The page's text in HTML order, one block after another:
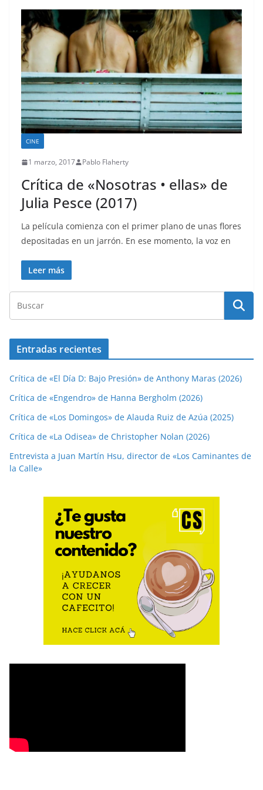
CINE
1 marzo, 2017 Pablo Flaherty
Crítica de «Nosotras • ellas» de
Julia Pesce (2017)
La película comienza con el primer plano de unas flores
depositadas en un jarrón. En ese momento, la voz en
Leer más
Entradas recientes
Crítica de «El Día D: Bajo Presión» de Anthony Maras (2026)
Crítica de «Engendro» de Hanna Bergholm (2026)
Crítica de «Los Domingos» de Alauda Ruiz de Azúa (2025)
Crítica de «La Odisea» de Christopher Nolan (2026)
Entrevista a Juan Martín Hsu, director de «Los Caminantes de
la Calle»